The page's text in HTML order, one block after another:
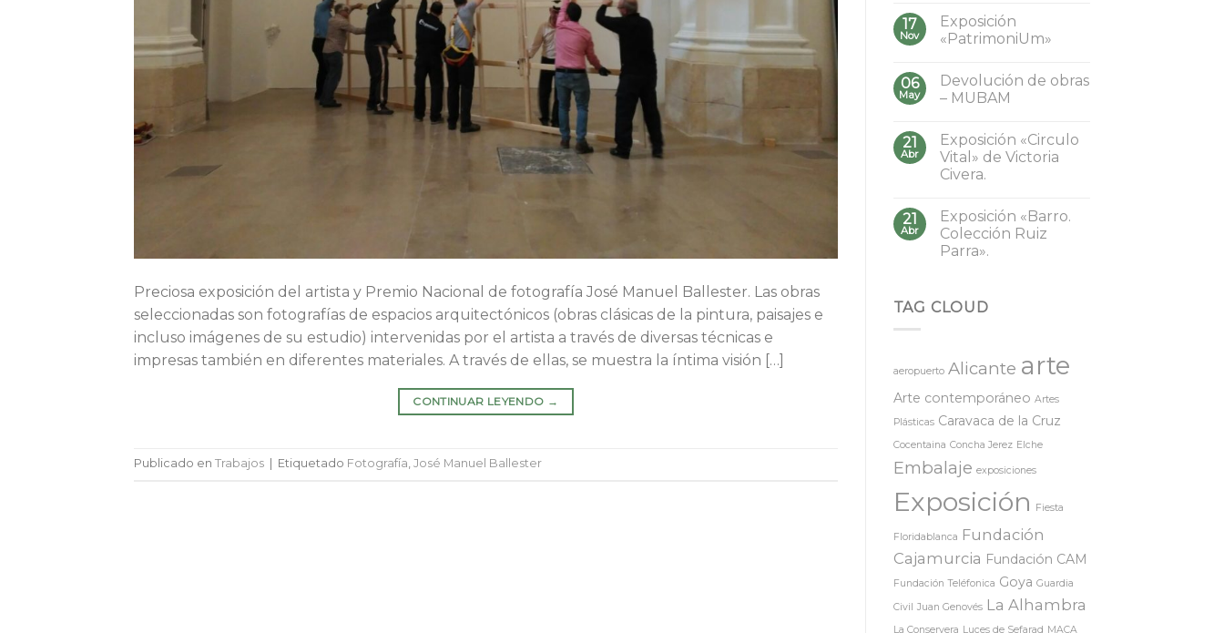
Preciosa exposición del artista y Premio Nacional de fotografía José Manuel Ballester. Las obras
seleccionadas son fotografías de espacios arquitectónicos (obras clásicas de la pintura, paisajes e
incluso imágenes de su estudio) intervenidas por el artista a través de diversas técnicas e
impresas también en diferentes materiales. A través de ellas, se muestra la íntima visión […]
CONTINUAR LEYENDO →
Publicado en Trabajos Etiquetado Fotografía, José Manuel Ballester
17
Nov
Exposición
«PatrimoniUm»
06
May
Devolución de obras
– MUBAM
21
Abr
Exposición «Circulo
Vital» de Victoria
Civera.
21
Abr
Exposición «Barro.
Colección Ruiz
Parra».
TAG CLOUD
aeropuerto Alicante arte
Arte contemporáneo Artes
Plásticas Caravaca de la Cruz
Cocentaina Concha Jerez Elche
Embalaje exposiciones
Exposición Fiesta
Floridablanca Fundación
Cajamurcia Fundación CAM
Fundación Teléfonica Goya Guardia
Civil
Juan Genovés La Alhambra
La Conservera Luces de Sefarad MACA